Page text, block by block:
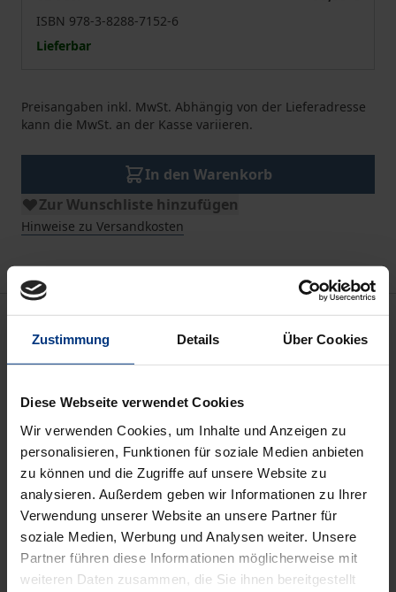
Zustimmung Details Über Cookies
Diese Webseite verwendet Cookies
Wir verwenden Cookies, um Inhalte und Anzeigen zu
personalisieren, Funktionen für soziale Medien anbieten
zu können und die Zugriffe auf unsere Website zu
analysieren. Außerdem geben wir Informationen zu Ihrer
Verwendung unserer Website an unsere Partner für
soziale Medien, Werbung und Analysen weiter. Unsere
Partner führen diese Informationen möglicherweise mit
weiteren Daten zusammen, die Sie ihnen bereitgestellt
ISBN 978-3-8288-7152-6
Lieferbar
Preisangaben inkl. MwSt. Abhängig von der Lieferadresse
kann die MwSt. an der Kasse variieren.
In den Warenkorb
Zur Wunschliste hinzufügen
Hinweise zu Versandkosten
Beschreibung
Ab den 1950er Jahren wandelte sich das Bundesland
Schleswig-Holstein innerhalb weniger Jahre vom
Menschen verbrachten ihren jährlichen
Sommerurlaub in der Region zwischen Nord- und
Ostsee. Die Folge dieser Entwicklung waren
tiefgreifende Wandlungsprozesse in den
Ferienorten. In der Mitte der 60er Jahre setzte mit
der Entstehung von sogenannten „Ferienzentren“ –